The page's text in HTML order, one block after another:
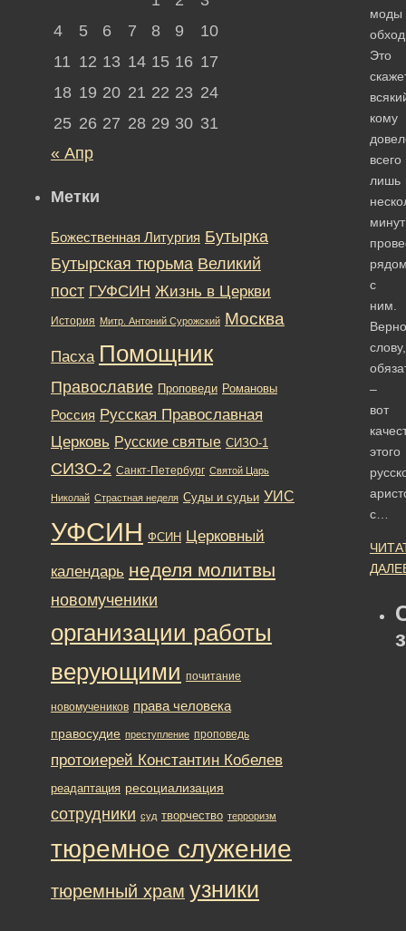
моды
Это
кому
всего
лишь
минут
с
ним.
слову,
–
вот
этого
с…
4
5 6 7 8 9
10
11 12 13 14 15 16 17
18 19 20 21 22 23 24
25 26 27 28 29 30 31
« Апр
Метки
Божественная Литургия Бутырка
Бутырская тюрьма Великий
пост ГУФСИН Жизнь в Церкви
История Митр. Антоний Сурожский Москва
Пасха Помощник
Православие Проповеди Романовы
Россия Русская Православная
Церковь Русские святые СИЗО-1
СИЗО-2 Санкт-Петербург Святой Царь
Николай Страстная неделя Суды и судьи УИС
УФСИН ФСИН Церковный
календарь неделя молитвы
новомученики
организации работы
верующими почитание
новомучеников права человека
правосудие преступление проповедь
протоиерей Константин Кобелев
реадаптация ресоциализация
сотрудники суд творчество терроризм
тюремное служение
тюремный храм узники